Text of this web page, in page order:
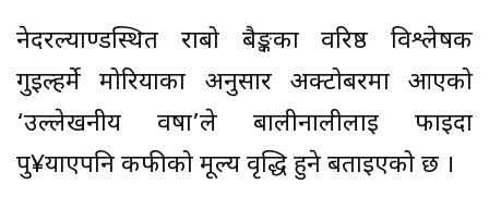
नेदरल्याण्डस्थित राबो बैङ्कका वरिष्ठ विश्लेषक
गुइल्हर्मे मोरियाका अनुसार अक्टोबरमा आएको
‘उल्लेखनीय वर्षा’ले बालीनालीलाई फाइदा
पु¥याएपनि कफीको मूल्य वृद्धि हुने बताइएको छ ।